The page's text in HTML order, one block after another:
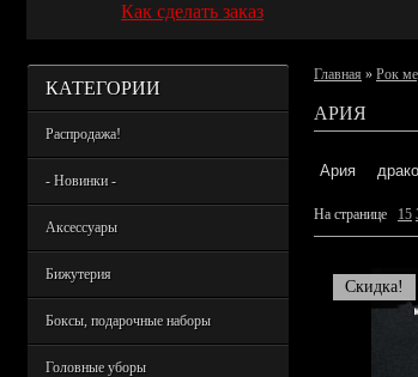
Как сделать заказ
КАТЕГОРИИ
Распродажа!
- Новинки -
Аксессуары
Бижутерия
Боксы, подарочные наборы
Головные уборы
Главная » Рок
АРИЯ
Ария
На странице 15
Скидка!